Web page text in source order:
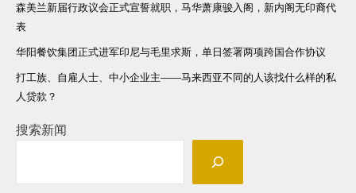
森美兰新届行政议会正式宣誓就职，马华萧康骏入阁，新内阁无印裔代
表
华阳餐饮集团正式进军印尼与毛里求斯，单日签署两项跨国合作协议
打工族、自雇人士、中小企业主——马来西亚不同的人该找什么样的私
人贷款？
搜索新闻